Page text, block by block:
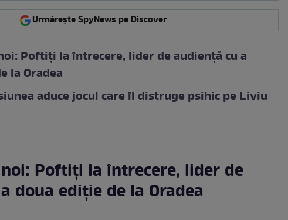
Urmărește SpyNews pe Discover
Poftiți la întrecere, lider de audiență cu a
la Oradea
aduce jocul care îl distruge psihic pe Liviu
Poftiți la întrecere, lider de
doua ediție de la Oradea